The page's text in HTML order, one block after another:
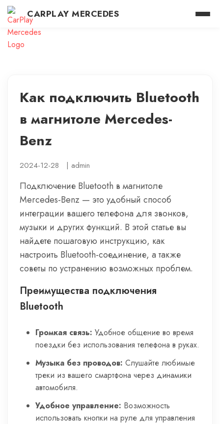
CARPLAY MERCEDES
Как подключить Bluetooth
в магнитоле Mercedes-
Benz
2024-12-28 | admin
Подключение Bluetooth в магнитоле
Mercedes-Benz — это удобный способ
интеграции вашего телефона для звонков,
музыки и других функций. В этой статье вы
найдете пошаговую инструкцию, как
настроить Bluetooth-соединение, а также
советы по устранению возможных проблем.
Преимущества подключения
Bluetooth
Громкая связь: Удобное общение во время
поездки без использования телефона в руках.
Музыка без проводов: Слушайте любимые
треки из вашего смартфона через динамики
автомобиля.
Удобное управление: Возможность
использовать кнопки на руле для управления